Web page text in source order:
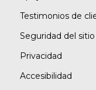
Testimonios de
Seguridad del sitio
Privacidad
Accesibilidad